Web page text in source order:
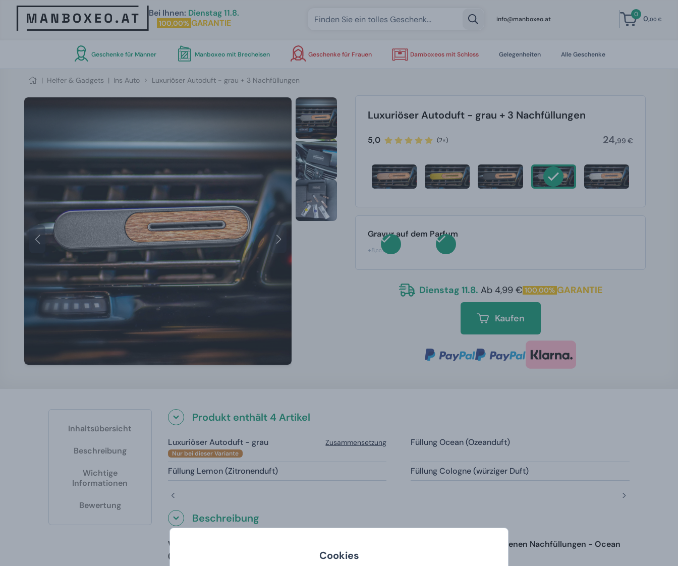
Cookies
Bei Ihnen: Dienstag 11.8.
100,00% GARANTIE info@manboxeo.at
0 0,00 €
Geschenke für Männer Manboxeo mit Brecheisen Geschenke für Frauen Damboxeos mit Schloss Gelegenheiten Alle Geschenke
| Helfer & Gadgets | Ins Auto Luxuriöser Autoduft - grau + 3 Nachfüllungen
Luxuriöser Autoduft - grau + 3 Nachfüllungen
5,0 (2×) 24,99 €
Gravur auf dem Parfum
+8,00 €
Dienstag 11.8. Ab 4,99 € 100,00% GARANTIE
Kaufen
Inhaltsübersicht
Beschreibung
Wichtige
Informationen
Bewertung
Produkt enthält 4 Artikel
Luxuriöser Autoduft - grau
Nur bei dieser Variante
Zusammensetzung Füllung Ocean (Ozeanduft)
Füllung Lemon (Zitronenduft) Füllung Cologne (würziger Duft)
Beschreibung
Wir schicken Ihnen den Luxus-Autoduft in einer stilvollen Geschenkbox mit 3 verschiedenen Nachfüllungen - Ocean
(Ozeanduft), Lemon (Zitronenduft) und Cologne (würziger Duft).